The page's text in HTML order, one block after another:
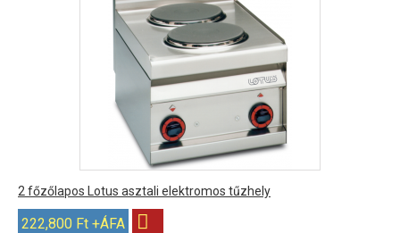
2 főzőlapos Lotus asztali elektromos tűzhely
222,800 Ft +ÁFA